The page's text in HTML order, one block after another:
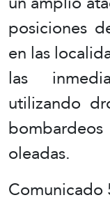
posiciones
en las
las
utilizando
oleadas.
Comunicado